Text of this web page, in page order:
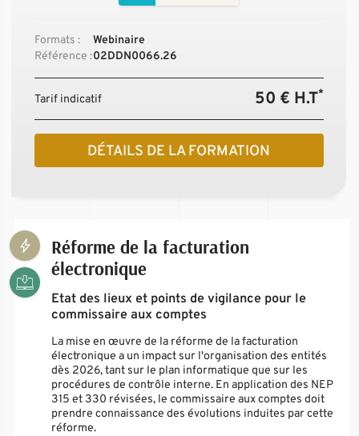
Formats :
Webinaire
Référence :02DDN0066.26
Tarif indicatif 50 € H.T*
DÉTAILS DE LA FORMATION
Réforme de la facturation
électronique
Etat des lieux et points de vigilance pour le
commissaire aux comptes
La mise en œuvre de la réforme de la facturation
électronique a un impact sur l'organisation des entités
dès 2026, tant sur le plan informatique que sur les
procédures de contrôle interne. En application des NEP
315 et 330 révisées, le commissaire aux comptes doit
prendre connaissance des évolutions induites par cette
réforme.